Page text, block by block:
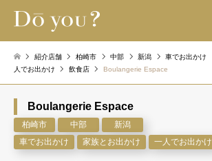
紹介店舗 柏崎市 中部 新潟 車でお出かけ
人でお出かけ
飲食店 Boulangerie Espace
Boulangerie Espace
柏崎市 中部
新潟
車でお出かけ
家族とお出かけ 一人でお出かけ